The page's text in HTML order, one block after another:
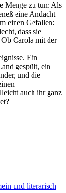
Menge zu tun: Als
eine Andacht
einen Gefallen:
dass sie
Carola mit der
Ein
gespült, ein
und die
auch ihr ganz
und literarisch